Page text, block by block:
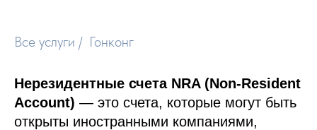
Все услуги / Гонконг
Нерезидентные счета NRA (Non-Resident
Account) — это счета, которые могут быть
открыты иностранными компаниями,